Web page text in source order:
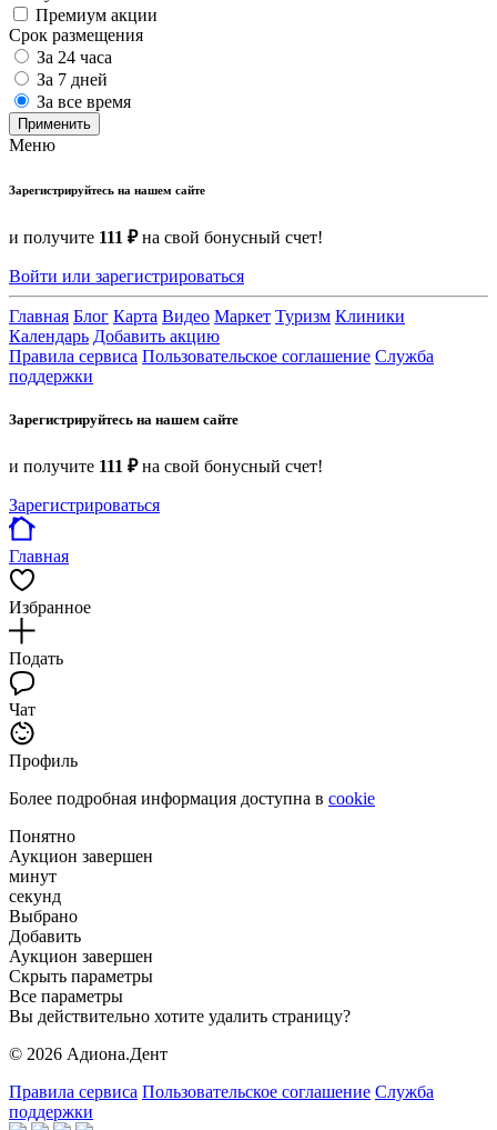
Премиум акции
Срок размещения
За 24 часа
За 7 дней
За все время
Применить
Меню
Зарегистрируйтесь на нашем сайте
и получите 111 ₽на свой бонусный счет!
Войти или зарегистрироваться
Главная Блог Карта Видео Маркет Туризм Клиники
Календарь Добавить акцию
Правила сервиса Пользовательское соглашение Служба
поддержки
Зарегистрируйтесь на нашем сайте
и получите 111 ₽на свой бонусный счет!
Зарегистрироваться
Главная
Избранное
Подать
Чат
Профиль
Более подробная информация доступна в cookie
Понятно
Аукцион завершен
минут
секунд
Выбрано
Добавить
Аукцион завершен
Скрыть параметры
Все параметры
Вы действительно хотите удалить страницу?
© 2026 Адиона.Дент
Правила сервиса Пользовательское соглашение Служба
поддержки